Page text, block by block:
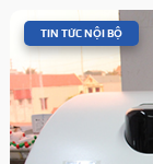
TIN TỨC NỘI BỘ